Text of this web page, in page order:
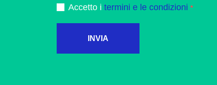
Accetto i termini e le condizioni
INVIA